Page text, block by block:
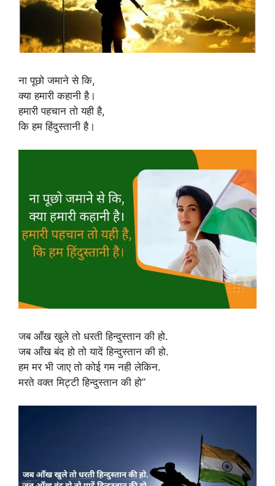
ना पूछो जमाने से कि,
क्या हमारी कहानी है।
हमारी पहचान तो यही है,
कि हम हिंदुस्तानी है।
जब आँख खुले तो धरती हिन्दुस्तान की हो.
जब आँख बंद हो तो यादें हिन्दुस्तान की हो.
हम मर भी जाए तो कोई गम नही लेकिन.
मरते वक्त मिट्टी हिन्दुस्तान की हो”